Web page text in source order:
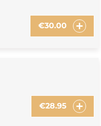
€30.00
€28.95